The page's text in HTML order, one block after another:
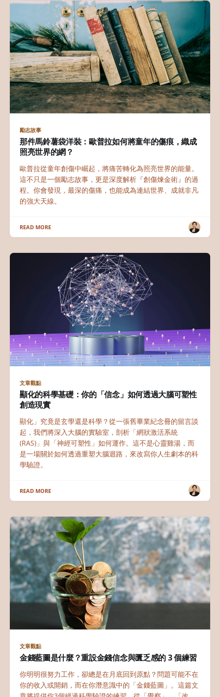
勵志故事
那件馬鈴薯袋洋裝：歐普拉如何將童年的傷痕，織成
照亮世界的網？
歐普拉從童年創傷中崛起，將痛苦轉化為照亮世界的能量。
這不只是一個勵志故事，更是深度解析『創傷煉金術』的過
程。你會發現，最深的傷痛，也能成為連結世界、成就非凡
的強大天線。
READ MORE
文章觀點
顯化的科學基礎：你的「信念」如何透過大腦可塑性
創造現實
顯化」究竟是玄學還是科學？從一張舊畢業紀念冊的留言談
起，我們將深入大腦的實驗室，剖析「網狀激活系統
(RAS)」與「神經可塑性」如何運作。這不是心靈雞湯，而
是一場關於如何透過重塑大腦迴路，來改寫你人生劇本的科
學驗證。
READ MORE
文章觀點
金錢藍圖是什麼？重設金錢信念與匱乏感的 3 個練習
你明明很努力工作，卻總是在月底回到原點？問題可能不在
你的收入或開銷，而在你潛意識中的「金錢藍圖」。這篇文